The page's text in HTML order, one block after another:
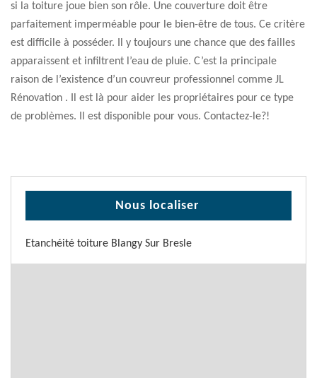
si la toiture joue bien son rôle. Une couverture doit être
parfaitement imperméable pour le bien-être de tous. Ce critère
est difficile à posséder. Il y toujours une chance que des failles
apparaissent et infiltrent l’eau de pluie. C’est la principale
raison de l’existence d’un couvreur professionnel comme JL
Rénovation . Il est là pour aider les propriétaires pour ce type
de problèmes. Il est disponible pour vous. Contactez-le?!
Nous localiser
Etanchéité toiture Blangy Sur Bresle